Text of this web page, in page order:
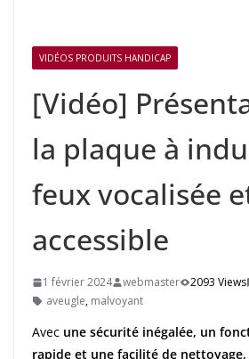
VIDÉOS PRODUITS HANDICAP
[Vidéo]
la plaque à
feux vocalisée
accessible
1 février 2024 webmaster 2093 Views
aveugle, malvoyant
Avec une sécurité inégalée, un
rapide et une facilité de nettoyage,